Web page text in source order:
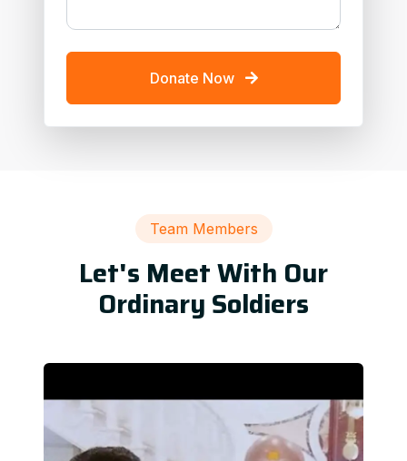
Donate Now
Team Members
Let's Meet With Our
Ordinary Soldiers